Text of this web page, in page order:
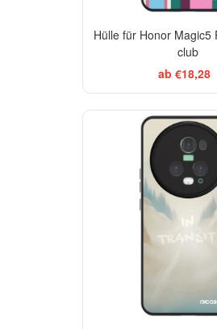
Hülle für Honor Magic5
club
ab €18,28